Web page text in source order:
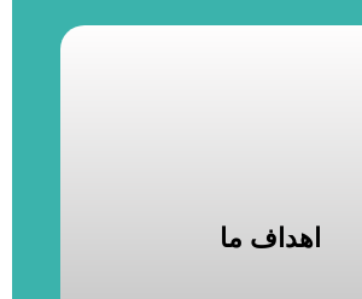
اهداف ما